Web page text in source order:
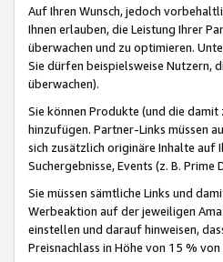
Auf Ihren Wunsch, jedoch
Ihnen erlauben, die Leistung Ihrer
überwachen und zu optimieren.
Sie dürfen beispielsweise Nutzern,
überwachen).
Sie können Produkte (und die
hinzufügen. Partner-Links müssen
sich zusätzlich originäre Inhalte auf
Suchergebnisse, Events (z. B.
Sie müssen sämtliche Links und
Werbeaktion auf der jeweiligen
einstellen und darauf hinweisen,
Preisnachlass in Höhe von 15 %